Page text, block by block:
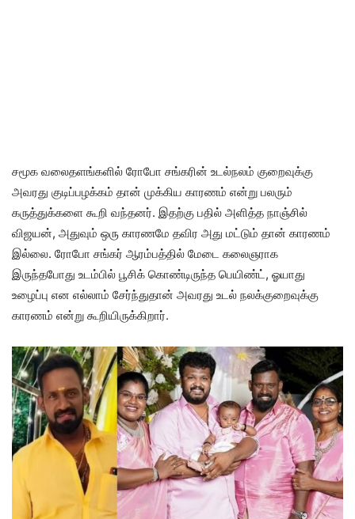
சமூக வலைதளங்களில் ரோபோ சங்கரின் உடல்நலம் குறைவுக்கு
அவரது குடிப்பழக்கம் தான் முக்கிய காரணம் என்று பலரும்
கருத்துக்களை கூறி வந்தனர். இதற்கு பதில் அளித்த நாஞ்சில்
விஜயன், அதுவும் ஒரு காரணமே தவிர அது மட்டும் தான் காரணம்
இல்லை. ரோபோ சங்கர் ஆரம்பத்தில் மேடை கலைஞராக
இருந்தபோது உடம்பில் பூசிக் கொண்டிருந்த பெயிண்ட், ஓயாது
உழைப்பு என எல்லாம் சேர்ந்துதான் அவரது உடல் நலக்குறைவுக்கு
காரணம் என்று கூறியிருக்கிறார்.